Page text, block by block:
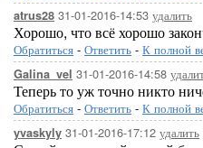
atrus28 31-01-2016-14:53 удалить
Хорошо, что всё хорошо
Обратиться - Ответить - К полной
Galina_vel 31-01-2016-14:58
Теперь то уж точно никто
Обратиться - Ответить - К полной
yvaskyly 31-01-2016-17:12 удалить